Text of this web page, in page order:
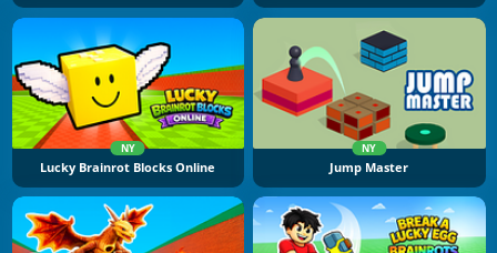
NY
Lucky Brainrot Blocks Online
NY
Jump Master